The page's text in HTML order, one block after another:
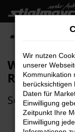
Zum
Hauptinhalt
springen
Wir
Räder
Schnell,
Wir nutzen
unserer
Kommunikation
berücksichtigen
Daten für
Einwilligung
Zeitpunkt Ihre
Einwilligung